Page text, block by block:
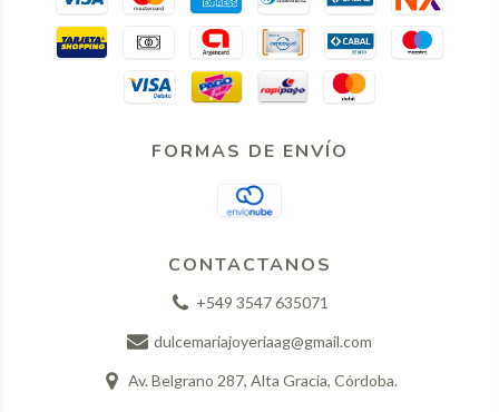
FORMAS DE ENVÍO
CONTACTANOS
+549 3547 635071
dulcemariajoyeriaag@gmail.com
Av. Belgrano 287, Alta Gracia, Córdoba.